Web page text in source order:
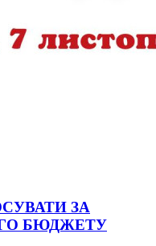
ЗА
БЮДЖЕТУ